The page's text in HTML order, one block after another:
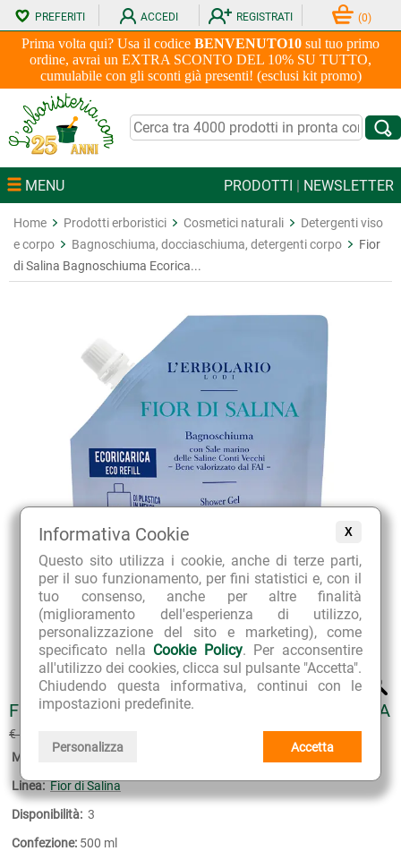
X
Informativa Cookie
Questo sito utilizza i cookie, anche di terze parti,
per il suo funzionamento, per fini statistici e, con il
tuo consenso, anche per altre finalità
(miglioramento dell'esperienza di utilizzo,
personalizzazione del sito e marketing), come
specificato nella Cookie Policy. Per acconsentire
all'utilizzo dei cookies, clicca sul pulsante "Accetta".
Chiudendo questa informativa, continui con le
impostazioni predefinite.
Personalizza Accetta
Prima volta qui? Usa il codice BENVENUTO10 sul tuo primo
ordine, avrai un EXTRA SCONTO DEL 10% SU TUTTO,
cumulabile con gli sconti già presenti! (esclusi kit promo)
PREFERITI ACCEDI REGISTRATI (0)
MENU PRODOTTI | NEWSLETTER
Home Prodotti erboristici Cosmetici naturali
Detergenti viso
e corpo
Bagnoschiuma, docciaschiuma, detergenti corpo
Fior
di Salina Bagnoschiuma Ecorica...
FIOR DI SALINA BAGNOSCHIUMA ECORICARICA
€ 17.50
Marca:
Linea: Fior di Salina
Disponibilità: 3
Confezione: 500 ml